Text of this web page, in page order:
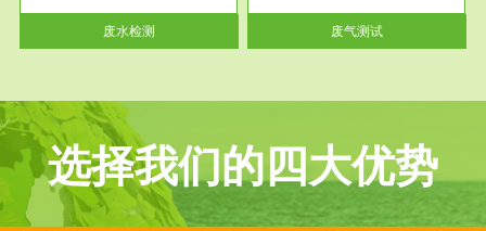
废水检测
包括...
废气测试
选择我们的四大优势